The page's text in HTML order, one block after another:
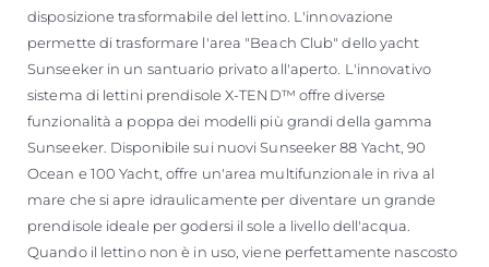
disposizione trasformabile del lettino. L'innovazione
permette di trasformare l'area "Beach Club" dello yacht
Sunseeker in un santuario privato all'aperto. L'innovativo
sistema di lettini prendisole X-TEND™ offre diverse
funzionalità a poppa dei modelli più grandi della gamma
Sunseeker. Disponibile sui nuovi Sunseeker 88 Yacht, 90
Ocean e 100 Yacht, offre un'area multifunzionale in riva al
mare che si apre idraulicamente per diventare un grande
prendisole ideale per godersi il sole a livello dell'acqua.
Quando il lettino non è in uso, viene perfettamente nascosto